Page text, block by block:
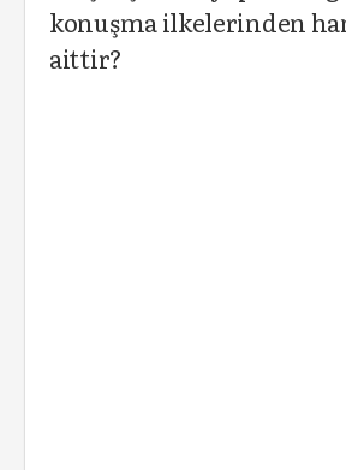
konuşma ilkelerinden
aittir?